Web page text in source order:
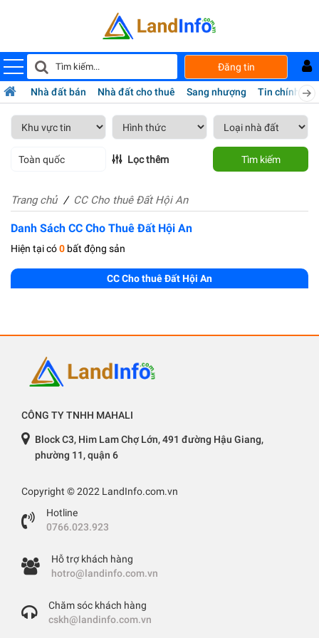
Đăng tin
Nhà đất bán Nhà đất cho thuê Sang nhượng Tin chính chủ
Toàn quốc Lọc thêm Tìm kiếm
Trang chủ CC Cho thuê Đất Hội An
Danh Sách CC Cho Thuê Đất Hội An
Hiện tại có0 bất động sản
CC Cho thuê Đất Hội An
CÔNG TY TNHH MAHALI
Block C3, Him Lam Chợ Lớn, 491 đường Hậu Giang,
phường 11, quận 6
Copyright © 2022 LandInfo.com.vn
Hotline
0766.023.923
Hỗ trợ khách hàng
hotro@landinfo.com.vn
Chăm sóc khách hàng
cskh@landinfo.com.vn